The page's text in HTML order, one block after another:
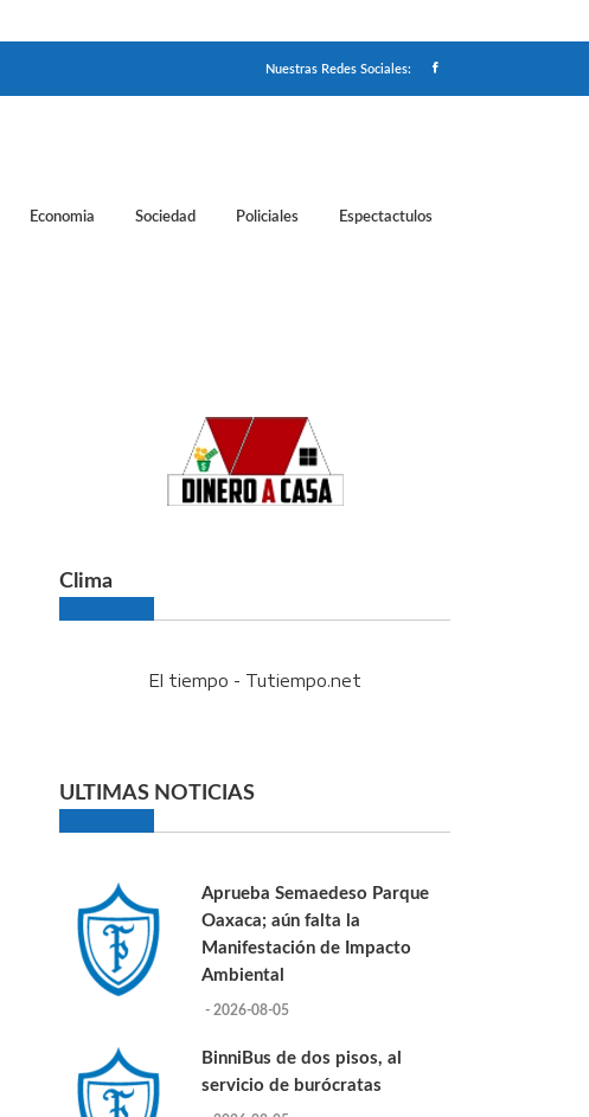
Nuestras Redes Sociales:
Economia Sociedad Policiales Espectactulos
Clima
El tiempo - Tutiempo.net
ULTIMAS NOTICIAS
Aprueba Semaedeso Parque
Oaxaca; aún falta la
Manifestación de Impacto
Ambiental
- 2026-08-05
BinniBus de dos pisos, al
servicio de burócratas